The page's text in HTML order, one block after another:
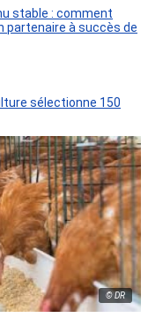
stable : comment
partenaire à succès de
sélectionne 150
© DR